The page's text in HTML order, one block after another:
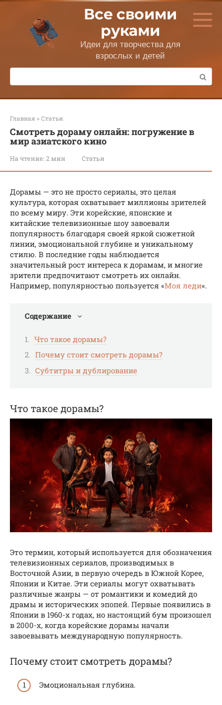
Перейти
контенту
Все своими
руками
Идеи для творчества для
взрослых и детей
Поиск:
Главная » Статьи
Смотреть дораму онлайн: погружение в
мир азиатского кино
На чтение: 2 мин Статьи
Дорамы — это не просто сериалы, это целая
культура, которая охватывает миллионы зрителей
по всему миру. Эти корейские, японские и
китайские телевизионные шоу завоевали
популярность благодаря своей яркой сюжетной
линии, эмоциональной глубине и уникальному
стилю. В последние годы наблюдается
значительный рост интереса к дорамам, и многие
зрители предпочитают смотреть их онлайн.
Например, популярностью пользуется «Моя леди«.
Содержание
Что такое дорамы?
Почему стоит смотреть дорамы?
Субтитры и дублирование
Что такое дорамы?
Это термин, который используется для обозначения
телевизионных сериалов, производимых в
Восточной Азии, в первую очередь в Южной Корее,
Японии и Китае. Эти сериалы могут охватывать
различные жанры — от романтики и комедий до
драмы и исторических эпопей. Первые появились в
Японии в 1960-х годах, но настоящий бум произошел
в 2000-х, когда корейские дорамы начали
завоевывать международную популярность.
Почему стоит смотреть дорамы?
Эмоциональная глубина.